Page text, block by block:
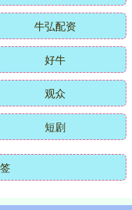
牛弘配资
好牛
观众
短剧